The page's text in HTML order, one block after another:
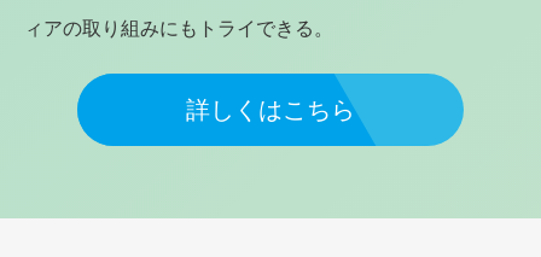
ィアの取り組みにもトライできる。
詳しくはこちら